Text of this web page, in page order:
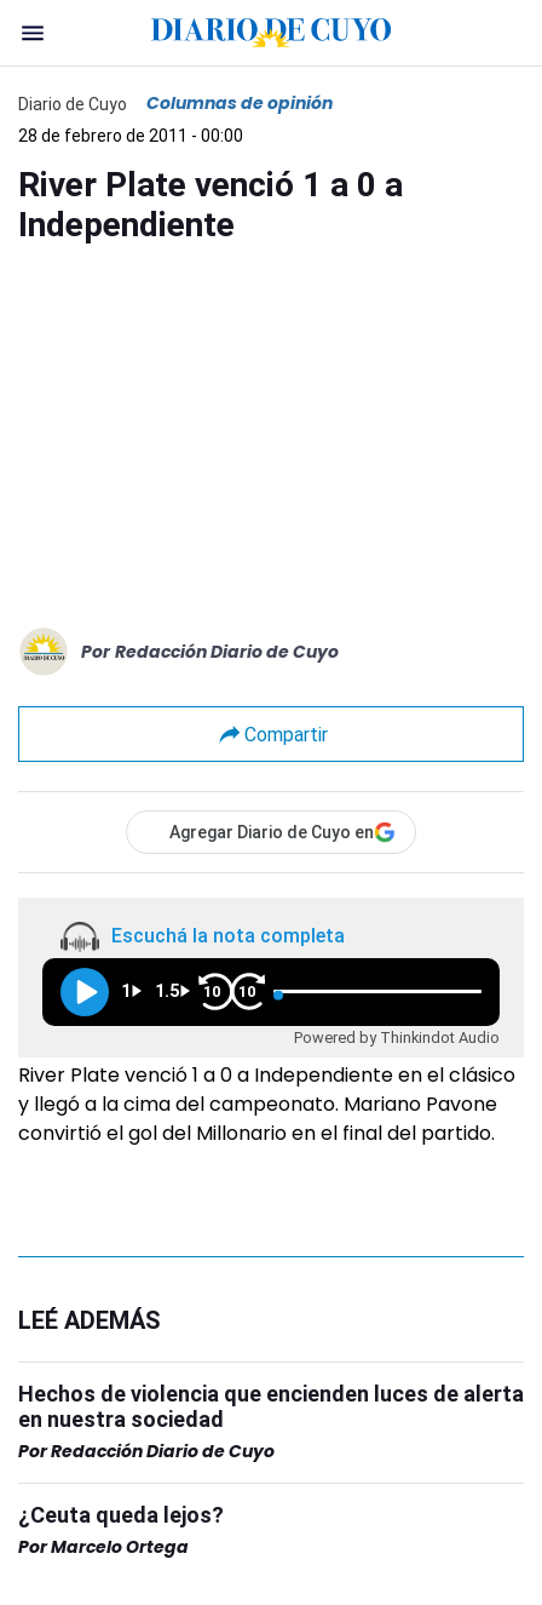
Diario de Cuyo Columnas de opinión
28 de febrero de 2011 - 00:00
River Plate venció 1 a 0 a
Independiente
Por Redacción Diario de Cuyo
Compartir
Agregar Diario de Cuyo en
Escuchá la nota completa
1 1.5 10 10
Powered by Thinkindot Audio
River Plate venció 1 a 0 a Independiente en el clásico
y llegó a la cima del campeonato. Mariano Pavone
convirtió el gol del Millonario en el final del partido.
LEÉ ADEMÁS
Hechos de violencia que encienden luces de alerta
en nuestra sociedad
PorRedacción Diario de Cuyo
¿Ceuta queda lejos?
PorMarcelo Ortega